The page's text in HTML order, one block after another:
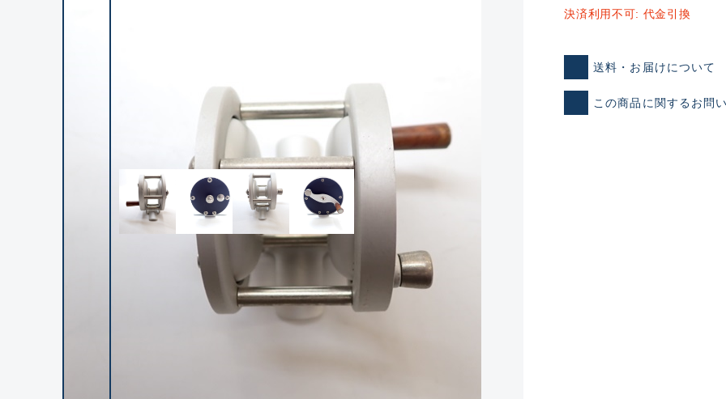
良
新古品（メーカー問屋から
決済利用不可: 代金引換
送料・お届けについて
この商品に関するお問